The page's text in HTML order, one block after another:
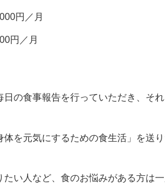
円／月
円／月
の食事報告を行っていただき、そ
を元気にするための食生活」を送り
たい人など、食のお悩みがある方は